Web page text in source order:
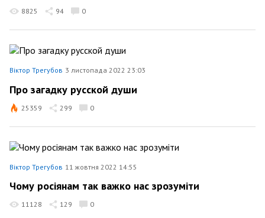
8825 94 0
Віктор Трегубов 3 листопада 2022 23:03
Про загадку русской души
25359 299 0
Віктор Трегубов 11 жовтня 2022 14:55
Чому росіянам так важко нас зрозуміти
11128 129 0